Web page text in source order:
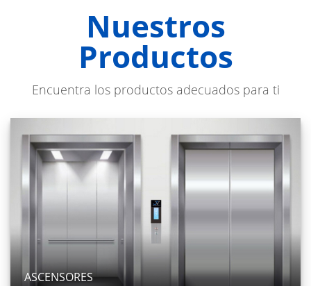
Nuestros
Productos
Encuentra los productos adecuados para ti
ASCENSORES